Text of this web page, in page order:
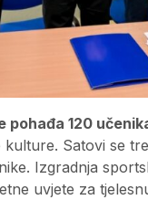
pohađa 120
Satovi se
Izgradnja
uvjete za